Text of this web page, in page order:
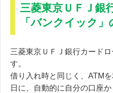
三菱東京ＵＦＪ銀
「バンクイック
三菱東京ＵＦＪ銀行カード
す。
借り入れ時と同じく、ATM
日に、自動的に自分の口座